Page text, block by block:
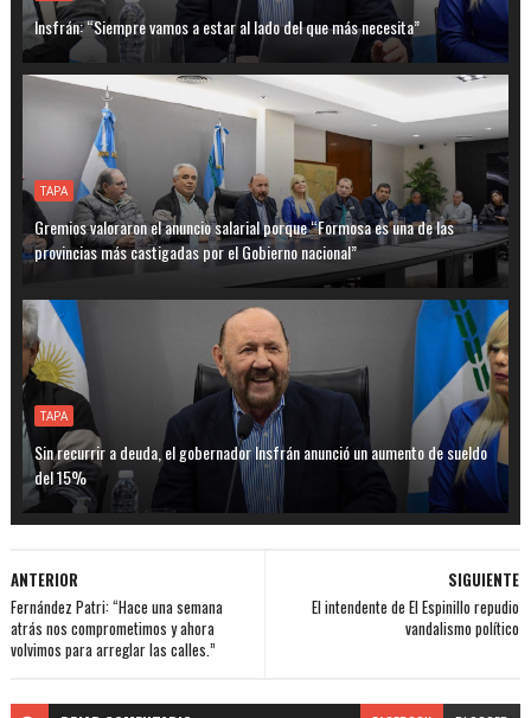
Insfrán: “Siempre vamos a estar al lado del que más necesita”
TAPA
Gremios valoraron el anuncio salarial porque “Formosa es una de las
provincias más castigadas por el Gobierno nacional”
TAPA
Sin recurrir a deuda, el gobernador Insfrán anunció un aumento de sueldo
del 15%
SIGUIENTE
El intendente de El Espinillo repudio
vandalismo político
ANTERIOR
Fernández Patri: “Hace una semana
atrás nos comprometimos y ahora
volvimos para arreglar las calles.”